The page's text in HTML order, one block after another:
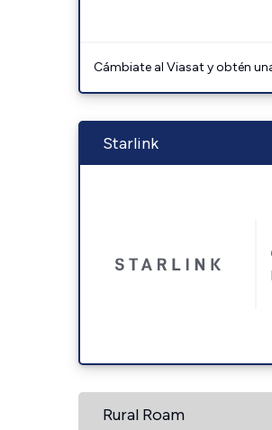
Cámbiate al Viasat y obtén
Starlink
Rural Roam